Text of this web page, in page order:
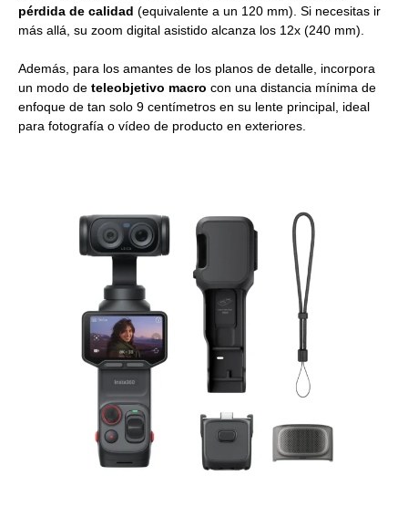
pérdida de calidad (equivalente a un 120 mm). Si necesitas ir
más allá, su zoom digital asistido alcanza los 12x (240 mm).
Además, para los amantes de los planos de detalle, incorpora
un modo de teleobjetivo macro con una distancia mínima de
enfoque de tan solo 9 centímetros en su lente principal, ideal
para fotografía o vídeo de producto en exteriores.